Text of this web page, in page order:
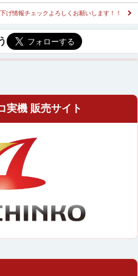
げ情報チェックよろしくお願いします！！
実機 販売サイト